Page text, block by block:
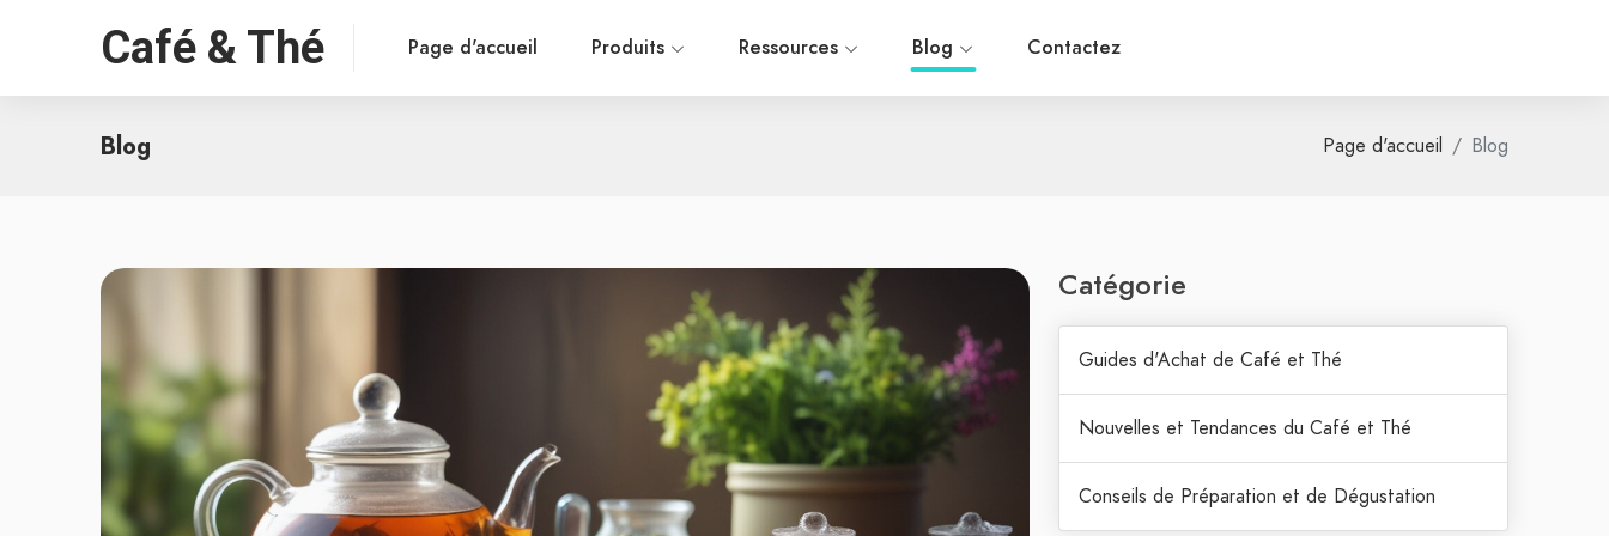
Café & Thé Page d'accueil Produits Ressources Blog Contactez
Blog Page d'accueil Blog
Catégorie
Guides d'Achat de Café et Thé
Nouvelles et Tendances du Café et Thé
Conseils de Préparation et de Dégustation